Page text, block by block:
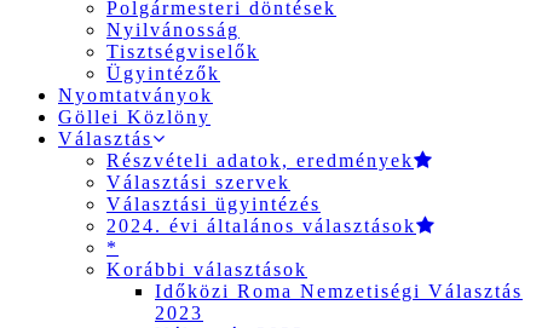
Polgármesteri döntések
Nyilvánosság
Tisztségviselők
Ügyintézők
Nyomtatványok
Göllei Közlöny
Választás
Részvételi adatok, eredmények
Választási szervek
Választási ügyintézés
2024. évi általános választások
*
Korábbi választások
Időközi Roma Nemzetiségi Választás
2023